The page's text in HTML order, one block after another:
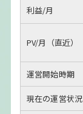
利益/月
PV/月（直近）
運営開始時期
現在の運営状況